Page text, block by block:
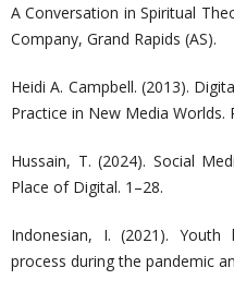
A Conversation in Spiritual
Company, Grand Rapids (AS).
Heidi A. Campbell. (2013).
Practice in New Media
Hussain, T. (2024). Social
Place of Digital. 1–28.
Indonesian, I. (2021). Youth
process during the pandemic